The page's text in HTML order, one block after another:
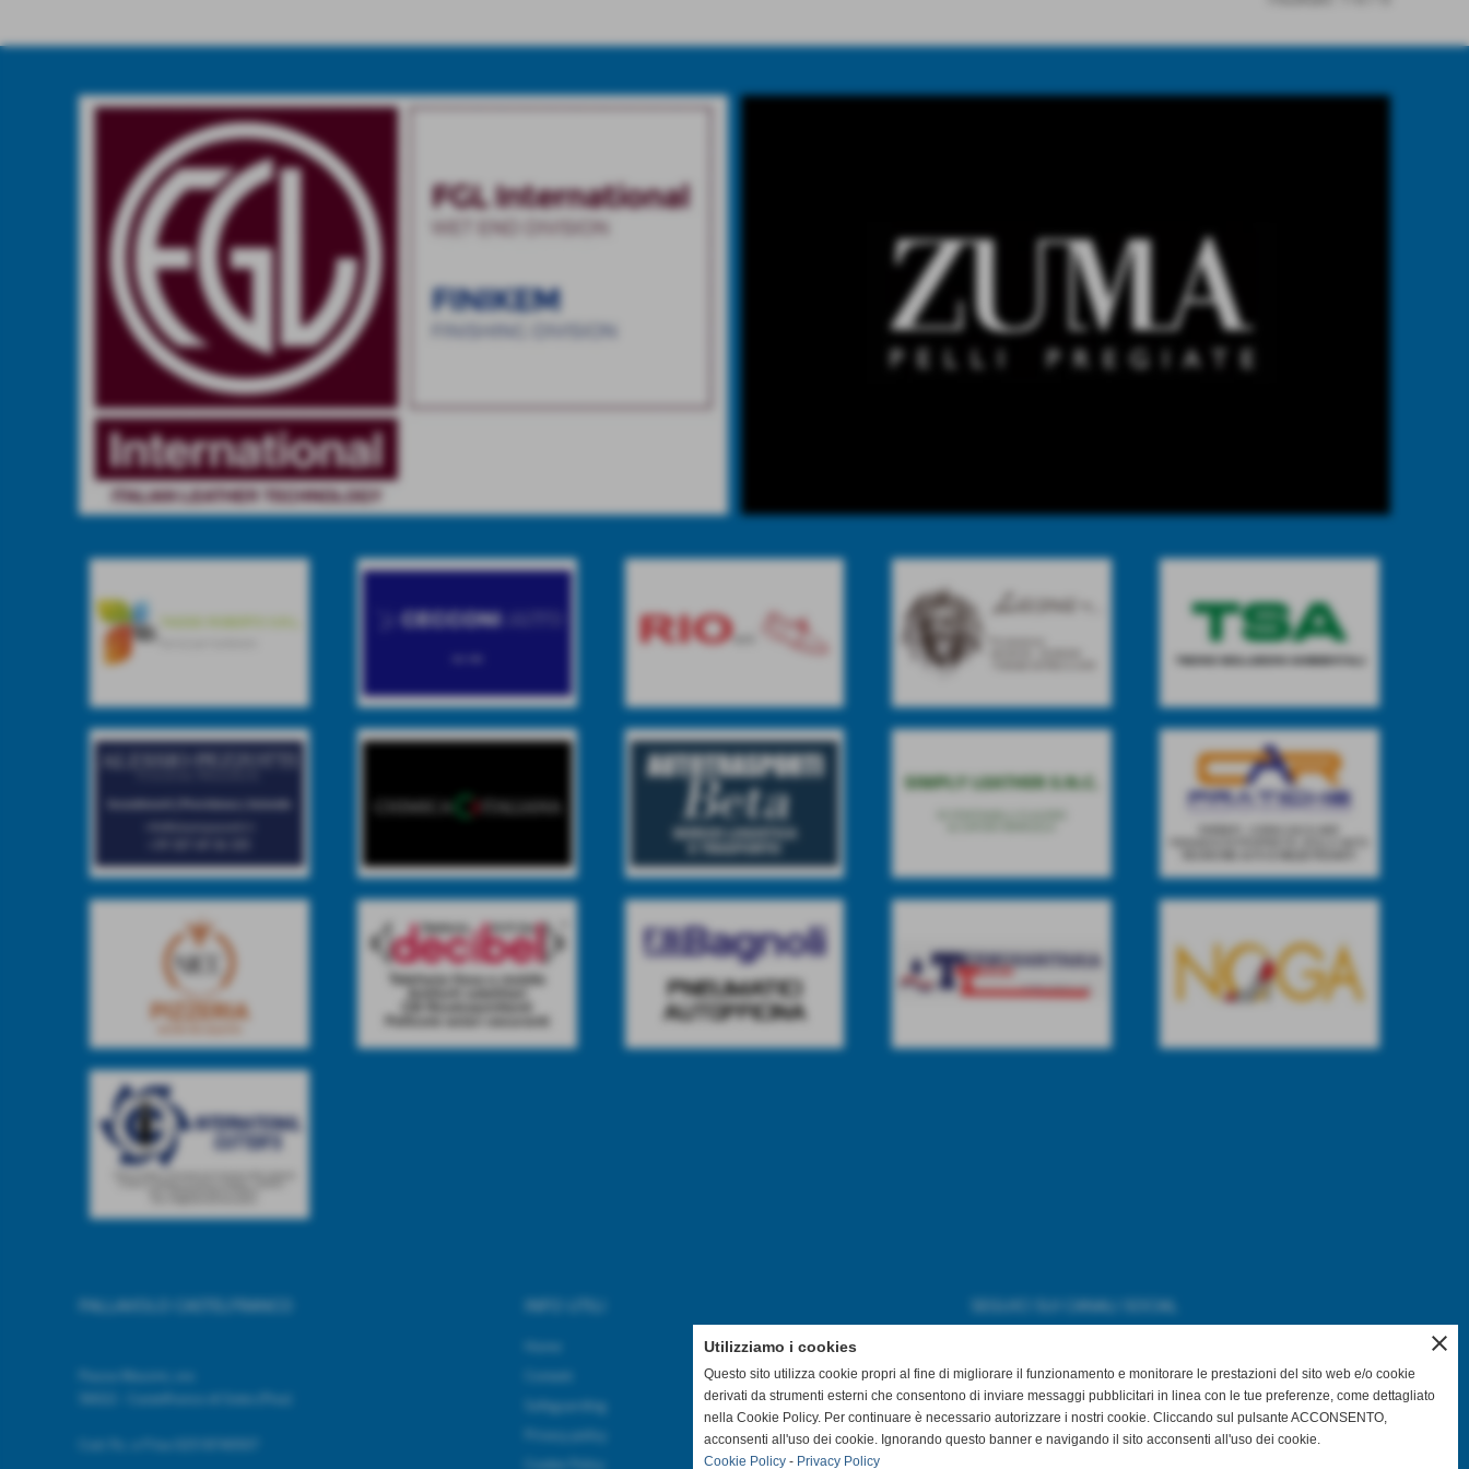
PALLAVOLO CASTELFRANCO INFO UTILI
Contatti
Safeguarding
SEGUICI SUI CANALI SOCIAL
@asdpallavolocastelfranco
@asdpallavolocastelfranco
close
Utilizziamo i cookies
Questo sito utilizza cookie propri al fine di migliorare il funzionamento e monitorare le prestazioni del sito web e/o cookie
derivati da strumenti esterni che consentono di inviare messaggi pubblicitari in linea con le tue preferenze, come dettagliato
nella Cookie Policy. Per continuare è necessario autorizzare i nostri cookie. Cliccando sul pulsante ACCONSENTO,
acconsenti all'uso dei cookie. Ignorando questo banner e navigando il sito acconsenti all'uso dei cookie.
Cookie Policy - Privacy Policy